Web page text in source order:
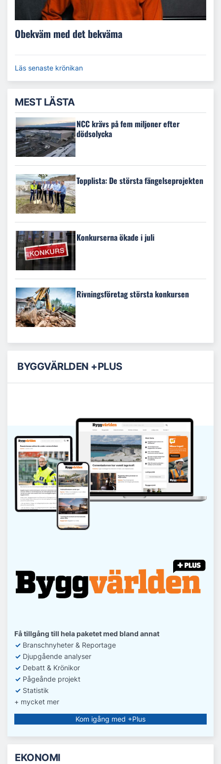
Obekväm med det bekväma
Läs senaste krönikan
MEST LÄSTA
NCC krävs på fem miljoner efter
dödsolycka
Topplista: De största fängelseprojekten
Konkurserna ökade i juli
Rivningsföretag största konkursen
BYGGVÄRLDEN +PLUS
Få tillgång till hela paketet med bland annat
✓ Branschnyheter & Reportage
✓ Djupgående analyser
✓ Debatt & Krönikor
✓ Pågeånde projekt
✓ Statistik
+ mycket mer
Kom igång med +Plus
EKONOMI